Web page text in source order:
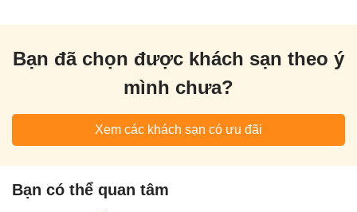
Bạn đã chọn được khách sạn theo ý
mình chưa?
Xem các khách sạn có ưu đãi
Bạn có thể quan tâm